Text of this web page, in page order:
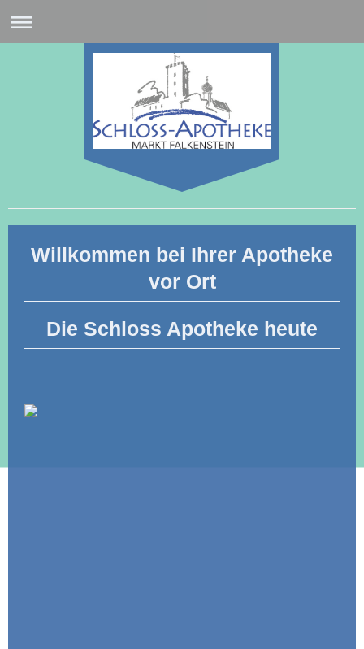
Willkommen bei Ihrer Apotheke
vor Ort
Die Schloss Apotheke heute